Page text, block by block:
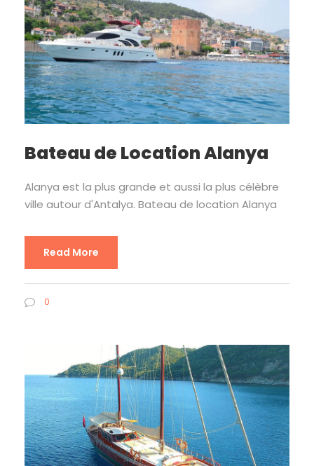
Bateau de Location Alanya
Alanya est la plus grande et aussi la plus célèbre
ville autour d'Antalya. Bateau de location Alanya
Read More
0